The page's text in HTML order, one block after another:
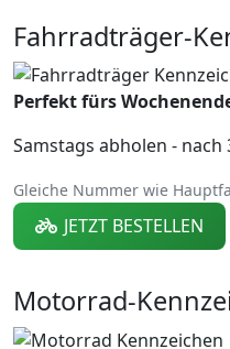
Fahrradträger-
Perfekt fürs
Samstags abholen - nach
Gleiche Nummer wie
JETZT BESTELLEN
Motorrad-